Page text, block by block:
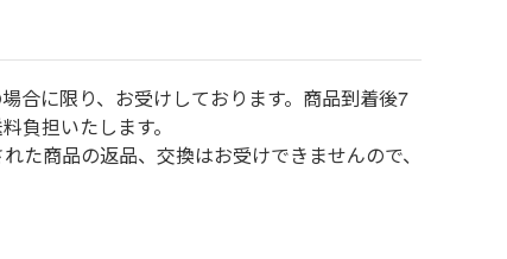
合に限り、お受けしております。商品到着後7
負担いたします。
た商品の返品、交換はお受けできませんので、